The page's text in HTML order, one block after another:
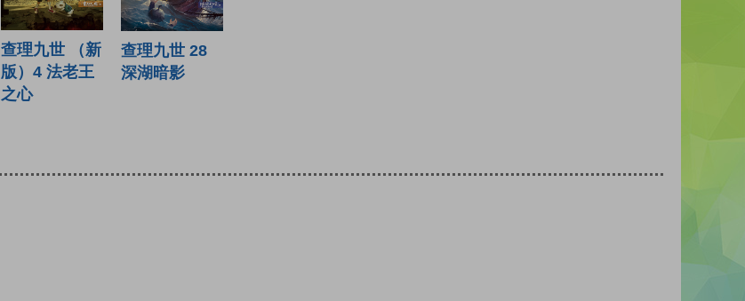
查理九世 （新
版）4 法老王
之心
查理九世 28
深湖暗影